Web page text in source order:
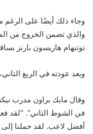
وجاء ذلك أيضًا على الرغم
والذي تضمن الخروج من
توتنهام هاريسون بارنز
وبعد عودته في الربع
وقال مايك براون مدرب
في الشوط الثاني”. “لقد
أفضل لاعب. لقد حملنا إلى